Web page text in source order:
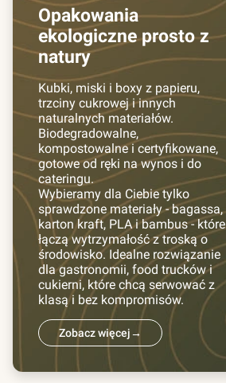
Opakowania
ekologiczne prosto z
natury
Kubki, miski i boxy z papieru,
trzciny cukrowej i innych
naturalnych materiałów.
Biodegradowalne,
kompostowalne i certyfikowane,
gotowe od ręki na wynos i do
cateringu.
Wybieramy dla Ciebie tylko
sprawdzone materiały - bagassa,
karton kraft, PLA i bambus - które
łączą wytrzymałość z troską o
środowisko. Idealne rozwiązanie
dla gastronomii, food trucków i
cukierni, które chcą serwować z
klasą i bez kompromisów.
Zobacz więcej→